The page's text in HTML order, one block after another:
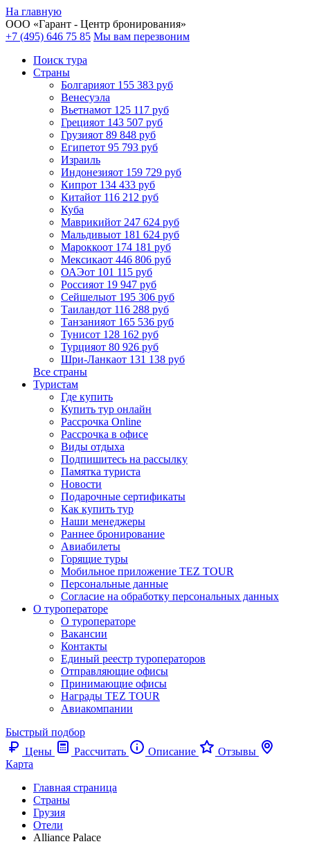
На главную
ООО «Гарант - Центр бронирования»
+7 (495) 646 75 85 Мы вам перезвоним
Поиск тура
Cтраны
Болгарияот 155 383 руб
Венесуэла
Вьетнамот 125 117 руб
Грецияот 143 507 руб
Грузияот 89 848 руб
Египетот 95 793 руб
Израиль
Индонезияот 159 729 руб
Кипрот 134 433 руб
Китайот 116 212 руб
Куба
Маврикийот 247 624 руб
Мальдивыот 181 624 руб
Мароккоот 174 181 руб
Мексикаот 446 806 руб
ОАЭот 101 115 руб
Россияот 19 947 руб
Сейшелыот 195 306 руб
Таиландот 116 288 руб
Танзанияот 165 536 руб
Тунисот 128 162 руб
Турцияот 80 926 руб
Шри-Ланкаот 131 138 руб
Все страны
Туристам
Где купить
Купить тур онлайн
Рассрочка Online
Рассрочка в офисе
Виды отдыха
Подпишитесь на рассылку
Памятка туриста
Новости
Подарочные сертификаты
Как купить тур
Наши менеджеры
Раннее бронирование
Авиабилеты
Горящие туры
Мобильное приложение TEZ TOUR
Персональные данные
Согласие на обработку персональных данных
О туроператоре
О туроператоре
Вакансии
Контакты
Единый реестр туроператоров
Отправляющие офисы
Принимающие офисы
Награды TEZ TOUR
Авиакомпании
Быстрый подбор
Цены
Рассчитать Описание
Отзывы
Карта
Главная страница
Cтраны
Грузия
Отели
Alliance Palace